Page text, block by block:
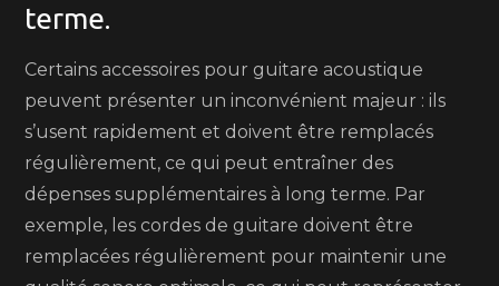
terme.
Certains accessoires pour guitare acoustique
peuvent présenter un inconvénient majeur : ils
s’usent rapidement et doivent être remplacés
régulièrement, ce qui peut entraîner des
dépenses supplémentaires à long terme. Par
exemple, les cordes de guitare doivent être
remplacées régulièrement pour maintenir une